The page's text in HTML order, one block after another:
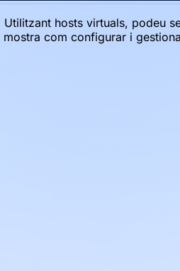
hosts virtuals, podeu
com configurar i